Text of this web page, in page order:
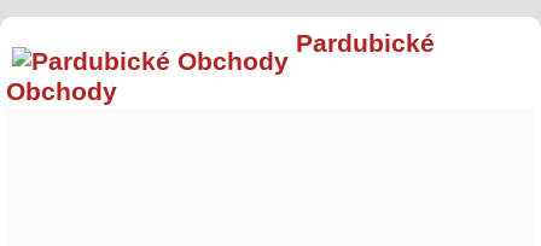
Pardubické
Obchody